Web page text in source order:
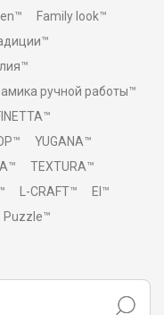
Family look™
ручной работы™
YUGANA™
TEXTURA™
L-CRAFT™
El™
Puzzle™